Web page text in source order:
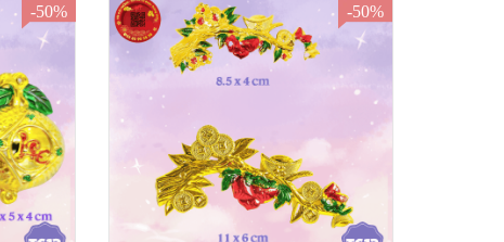
-50% -50%